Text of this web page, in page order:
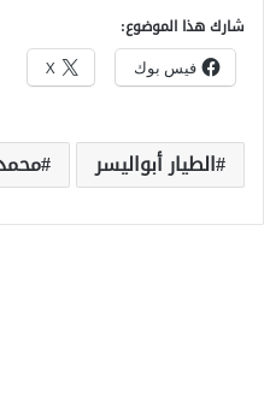
شارك هذا الموضوع:
فيس بوك X
الطيار أبواليسر